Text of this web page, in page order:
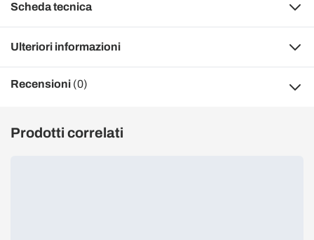
Scheda tecnica
Ulteriori informazioni
Recensioni (0)
Prodotti correlati